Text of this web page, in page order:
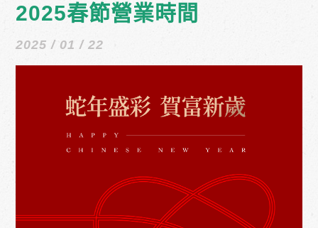
2025春節營業時間
2025 / 01 / 22